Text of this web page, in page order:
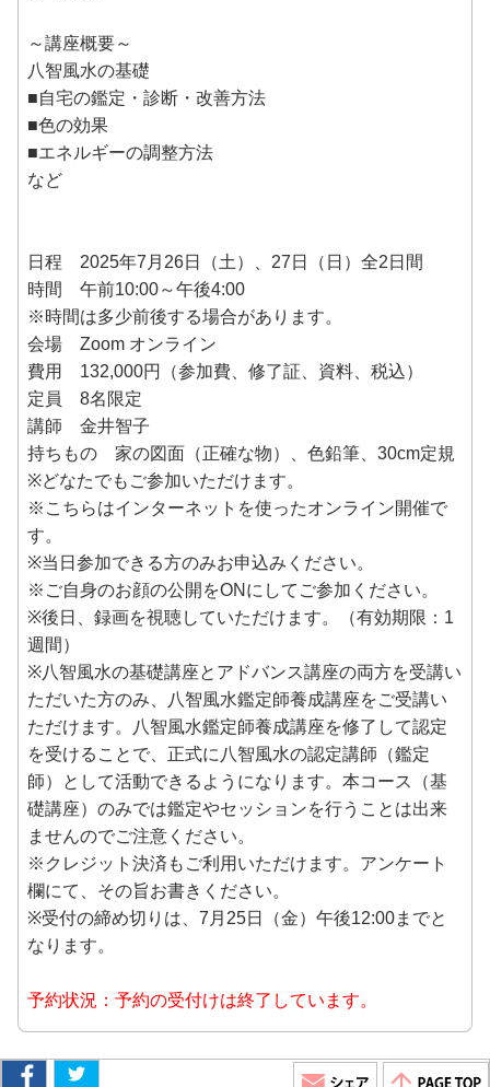
～講座概要～
八智風水の基礎
■自宅の鑑定・診断・改善方法
■色の効果
■エネルギーの調整方法
など
日程 2025年7月26日（土）、27日（日）全2日間
時間 午前10:00～午後4:00
※時間は多少前後する場合があります。
会場 Zoom オンライン
費用 132,000円（参加費、修了証、資料、税込）
定員 8名限定
講師 金井智子
持ちもの 家の図面（正確な物）、色鉛筆、30cm定規
※どなたでもご参加いただけます。
※こちらはインターネットを使ったオンライン開催で
す。
※当日参加できる方のみお申込みください。
※ご自身のお顔の公開をONにしてご参加ください。
※後日、録画を視聴していただけます。（有効期限：1
週間）
※八智風水の基礎講座とアドバンス講座の両方を受講い
ただいた方のみ、八智風水鑑定師養成講座をご受講い
ただけます。八智風水鑑定師養成講座を修了して認定
を受けることで、正式に八智風水の認定講師（鑑定
師）として活動できるようになります。本コース（基
礎講座）のみでは鑑定やセッションを行うことは出来
ませんのでご注意ください。
※クレジット決済もご利用いただけます。アンケート
欄にて、その旨お書きください。
※受付の締め切りは、7月25日（金）午後12:00までと
なります。
予約状況：予約の受付けは終了しています。